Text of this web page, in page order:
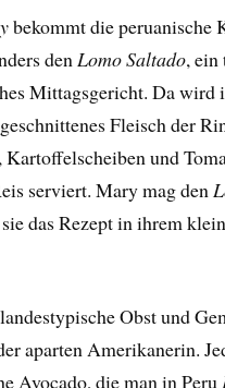
bekommt die peruanische
den Lomo Saltado, ein
Mittagsgericht. Da wird
Fleisch der
und
serviert. Mary mag den
sie das Rezept in ihrem
Obst und
aparten Amerikanerin.
Avocado, die man in Peru